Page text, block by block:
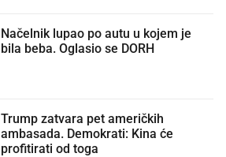
Načelnik lupao po autu u kojem je
bila beba. Oglasio se DORH
Trump zatvara pet američkih
ambasada. Demokrati: Kina će
profitirati od toga